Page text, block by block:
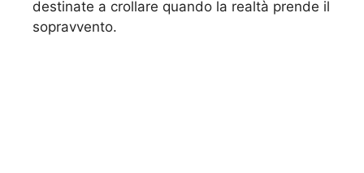
destinate a crollare quando la realtà prende il
sopravvento.